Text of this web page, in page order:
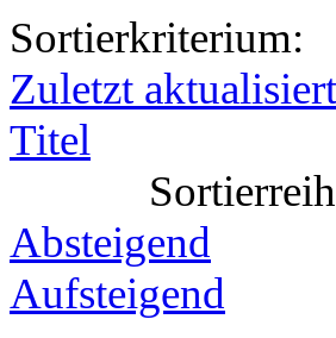
Sortierkriterium:
Zuletzt aktualisiert
Titel
Absteigend
Aufsteigend